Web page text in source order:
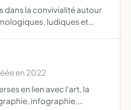
dans la convivialité autour
ludiques et
en 2022
en lien avec l'art, la
infographie,